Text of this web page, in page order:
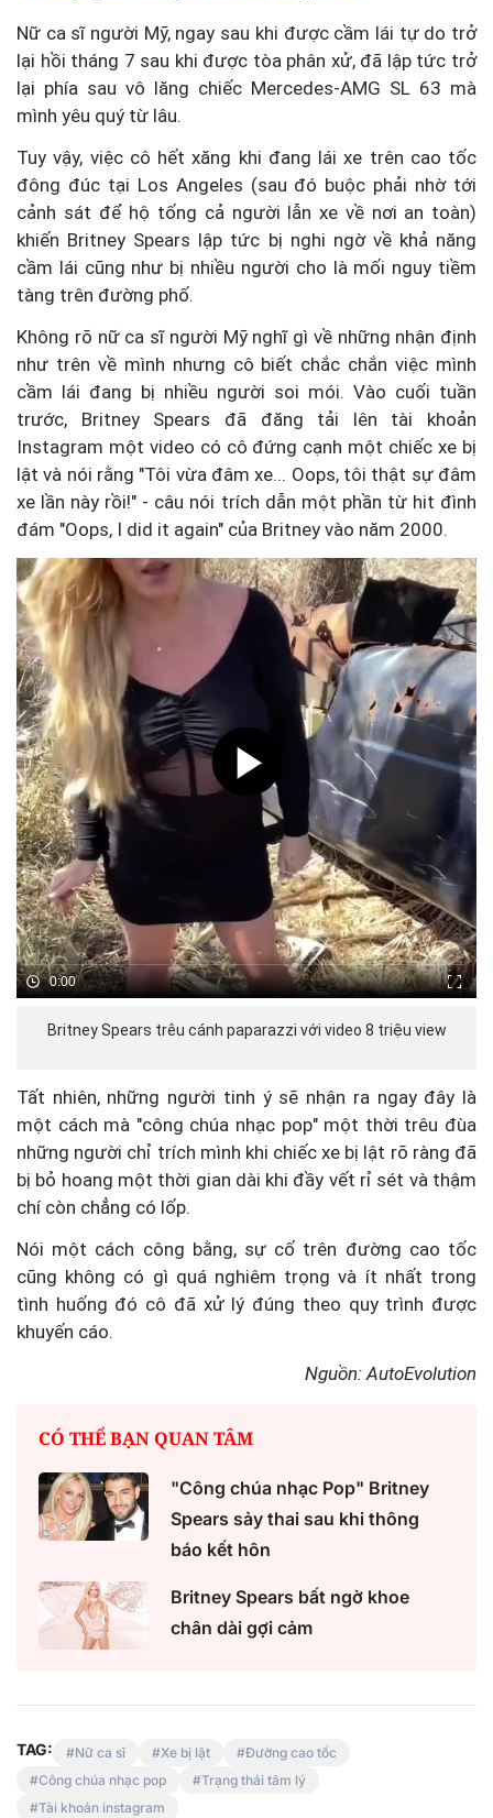
Nữ ca sĩ người Mỹ, ngay sau khi được cầm lái tự do trở
lại hồi tháng 7 sau khi được tòa phân xử, đã lập tức trở
lại phía sau vô lăng chiếc Mercedes-AMG SL 63 mà
mình yêu quý từ lâu.
Tuy vậy, việc cô hết xăng khi đang lái xe trên cao tốc
đông đúc tại Los Angeles (sau đó buộc phải nhờ tới
cảnh sát để hộ tống cả người lẫn xe về nơi an toàn)
khiến Britney Spears lập tức bị nghi ngờ về khả năng
cầm lái cũng như bị nhiều người cho là mối nguy tiềm
tàng trên đường phố.
Không rõ nữ ca sĩ người Mỹ nghĩ gì về những nhận định
như trên về mình nhưng cô biết chắc chắn việc mình
cầm lái đang bị nhiều người soi mói. Vào cuối tuần
trước, Britney Spears đã đăng tải lên tài khoản
Instagram một video có cô đứng cạnh một chiếc xe bị
lật và nói rằng "Tôi vừa đâm xe... Oops, tôi thật sự đâm
xe lần này rồi!" - câu nói trích dẫn một phần từ hit đình
đám "Oops, I did it again" của Britney vào năm 2000.
Britney Spears trêu cánh paparazzi với video 8 triệu view
Tất nhiên, những người tinh ý sẽ nhận ra ngay đây là
một cách mà "công chúa nhạc pop" một thời trêu đùa
những người chỉ trích mình khi chiếc xe bị lật rõ ràng đã
bị bỏ hoang một thời gian dài khi đầy vết rỉ sét và thậm
chí còn chẳng có lốp.
Nói một cách công bằng, sự cố trên đường cao tốc
cũng không có gì quá nghiêm trọng và ít nhất trong
tình huống đó cô đã xử lý đúng theo quy trình được
khuyến cáo.
Nguồn: AutoEvolution
CÓ THỂ BẠN QUAN TÂM
"Công chúa nhạc Pop" Britney
Spears sảy thai sau khi thông
báo kết hôn
Britney Spears bất ngờ khoe
chân dài gợi cảm
TAG: Nữ ca sĩ Xe bị lật
Đường cao tốc
Công chúa nhạc pop
Trạng thái tâm lý
Tài khoản instagram